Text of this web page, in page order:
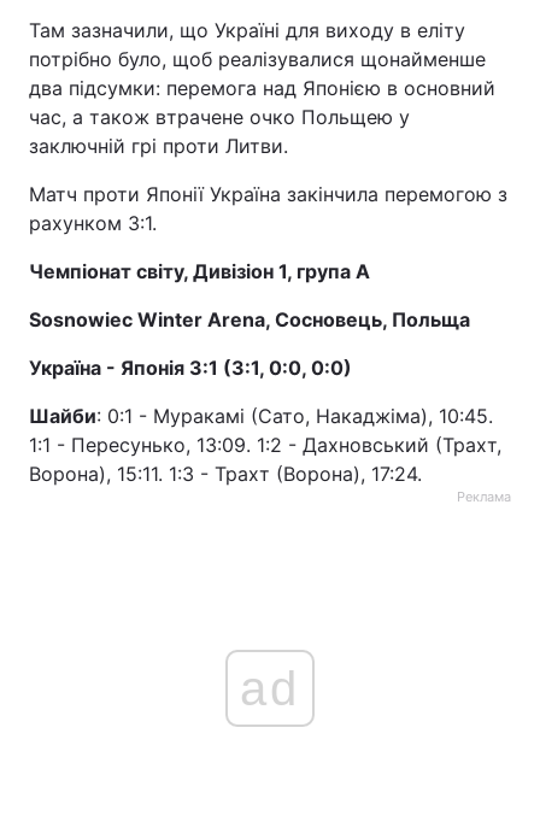
Там зазначили, що Україні для виходу в еліту
потрібно було, щоб реалізувалися щонайменше
два підсумки: перемога над Японією в основний
час, а також втрачене очко Польщею у
заключній грі проти Литви.
Матч проти Японії Україна закінчила перемогою з
рахунком 3:1.
Чемпіонат світу, Дивізіон 1, група А
Sosnowiec Winter Arena, Сосновець, Польща
Україна - Японія 3:1 (3:1, 0:0, 0:0)
Шайби: 0:1 - Муракамі (Сато, Накаджіма), 10:45.
1:1 - Пересунько, 13:09. 1:2 - Дахновський (Трахт,
Ворона), 15:11. 1:3 - Трахт (Ворона), 17:24.
Реклама
ad